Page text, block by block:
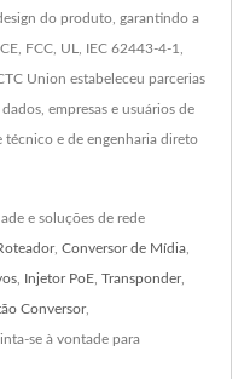
do produto, garantindo a
FCC, UL, IEC 62443-4-1,
Union estabeleceu parcerias
empresas e usuários de
e de engenharia direto
e soluções de rede
, Conversor de Mídia
Injetor PoE Transponder,
Conversor,
se à vontade para